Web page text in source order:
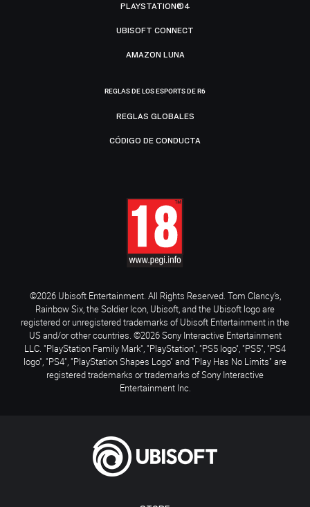
PLAYSTATION®4
UBISOFT CONNECT
AMAZON LUNA
REGLAS DE LOS ESPORTS DE R6
REGLAS GLOBALES
CÓDIGO DE CONDUCTA
©2026 Ubisoft Entertainment. All Rights Reserved. Tom Clancy’s,
Rainbow Six, the Soldier Icon, Ubisoft, and the Ubisoft logo are
registered or unregistered trademarks of Ubisoft Entertainment in the
US and/or other countries. ©2026 Sony Interactive Entertainment
LLC. "PlayStation Family Mark", "PlayStation", "PS5 logo", "PS5", "PS4
logo", "PS4", "PlayStation Shapes Logo" and "Play Has No Limits" are
registered trademarks or trademarks of Sony Interactive
Entertainment Inc.